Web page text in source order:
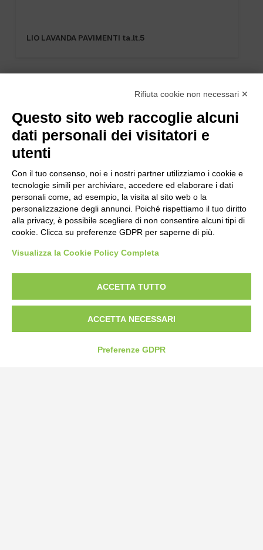
LIO LAVANDA PAVIMENTI ta.lt.5
Bogliano Srl
Strada Statale 231 Alba-Bra
Borgo San Martino 44, 12060 Pocapaglia CN
Fax: 0172-487399
Rifiuta cookie non necessari ✕
Questo sito web raccoglie alcuni
dati personali dei visitatori e
utenti
Con il tuo consenso, noi e i nostri partner utilizziamo i cookie e
tecnologie simili per archiviare, accedere ed elaborare i dati
personali come, ad esempio, la visita al sito web o la
personalizzazione degli annunci. Poiché rispettiamo il tuo diritto
alla privacy, è possibile scegliere di non consentire alcuni tipi di
cookie. Clicca su preferenze GDPR per saperne di più.
Visualizza la Cookie Policy Completa
ACCETTA TUTTO
ACCETTA NECESSARI
Preferenze GDPR